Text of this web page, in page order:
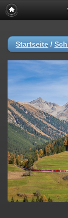
Startseite /